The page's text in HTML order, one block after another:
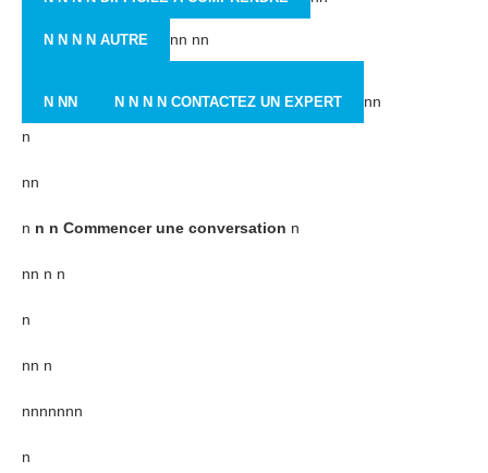
N N N N AUTRE nn nn
N NN N N N N CONTACTEZ UN EXPERT
nn
n
nn
n n n Commencer une conversation n
nn n n
n
nn n
nnnnnnn
n